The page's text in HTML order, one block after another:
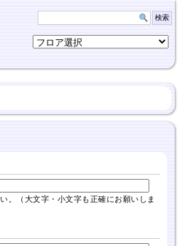
。（大文字・小文字も正確にお願いしま